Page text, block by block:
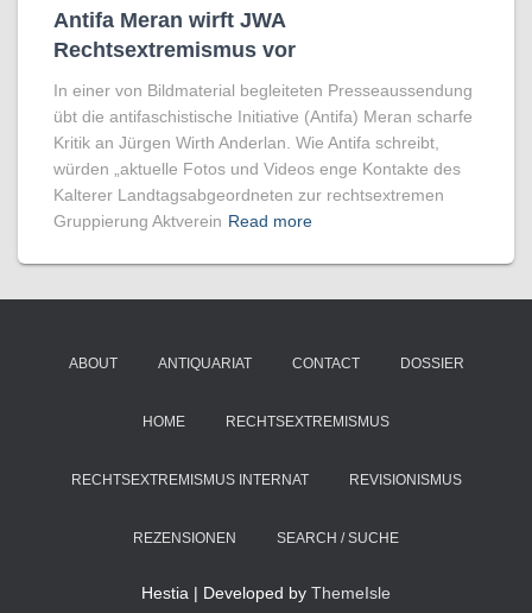
Antifa Meran wirft JWA
Rechtsextremismus vor
In einer von Bildmaterial begleiteten Presseaussendung
übt die antifaschistische Initiative (Antifa) Meran scharfe
Kritik an Jürgen Wirth Anderlan. Wie Antifa schreibt,
würden „aktuelle Fotos und Videos enge Kontakte des
Kalterer Landtagsabgeordneten zur rechtsextremen
Gruppierung Aktverein Read more
ABOUT ANTIQUARIAT CONTACT DOSSIER
HOME RECHTSEXTREMISMUS
RECHTSEXTREMISMUS INTERNAT REVISIONISMUS
REZENSIONEN SEARCH / SUCHE
Hestia | Developed by ThemeIsle